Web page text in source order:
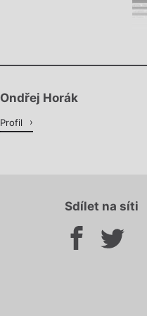
Ondřej Horák
Profil
Sdílet na síti